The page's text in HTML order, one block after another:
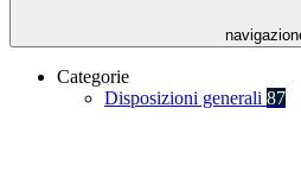
Categorie
Disposizioni generali 87